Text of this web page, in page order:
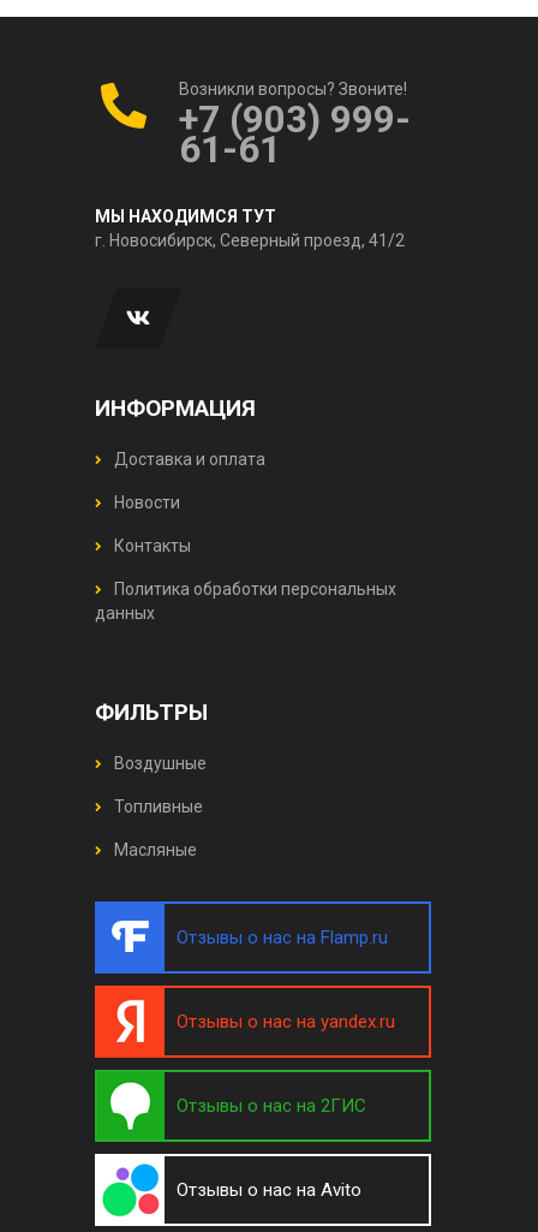
Возникли вопросы? Звоните!
+7 (903) 999-
61-61
МЫ НАХОДИМСЯ ТУТ
г. Новосибирск, Северный проезд, 41/2
ИНФОРМАЦИЯ
Доставка и оплата
Новости
Контакты
Политика обработки персональных
данных
ФИЛЬТРЫ
Воздушные
Топливные
Масляные
Отзывы о нас на Flamp.ru
Отзывы о нас на yandex.ru
Отзывы о нас на 2ГИС
Отзывы о нас на Avito